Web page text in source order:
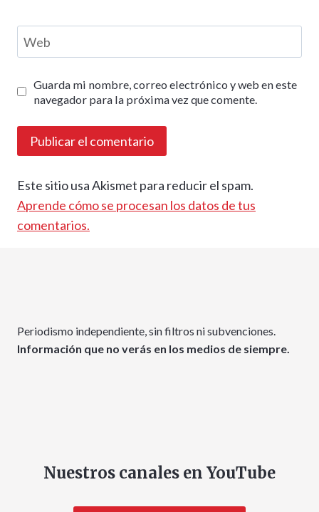
Web
Guarda mi nombre, correo electrónico y web en este
navegador para la próxima vez que comente.
Este sitio usa Akismet para reducir el spam.
Aprende cómo se procesan los datos de tus
comentarios.
Periodismo independiente, sin filtros ni subvenciones.
Información que no verás en los medios de siempre.
Nuestros canales en YouTube